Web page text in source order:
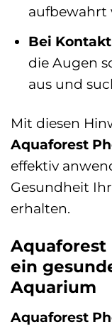
aufbewahrt
Bei
die Augen
aus und
Mit diesen
Aquaforest
effektiv
Gesundheit
erhalten.
Aquaforest
ein
Aquarium
Aquaforest